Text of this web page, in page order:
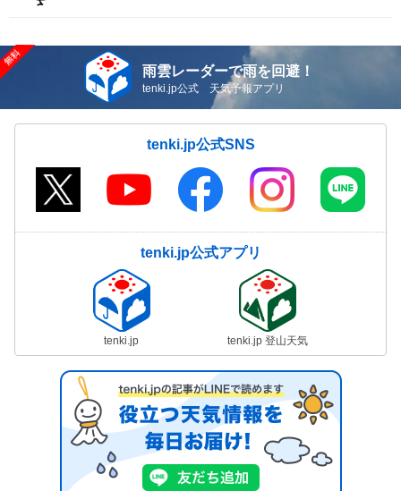
雨雲レーダーで雨を回避！
tenki.jp公式 天気予報アプリ
tenki.jp公式SNS
tenki.jp公式アプリ
tenki.jp tenki.jp 登山天気